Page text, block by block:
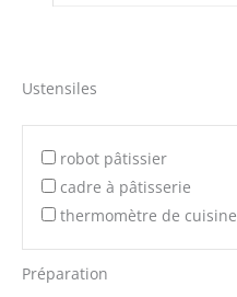
Ustensiles
robot pâtissier
cadre à pâtisserie
thermomètre de cuisine
Préparation